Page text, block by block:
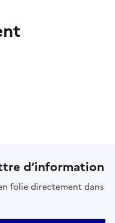
d’information
folie directement dans